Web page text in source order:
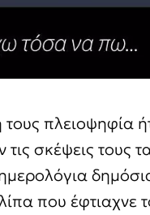
τους πλειοψηφία
σκέψεις τους
που έφτιαχνε